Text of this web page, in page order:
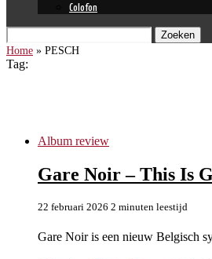
Colofon
Zoeken
Home » PESCH
Tag:
Album review
Gare Noir – This Is
22 februari 2026 2 minuten leestijd
Gare Noir is een nieuw Belgisch